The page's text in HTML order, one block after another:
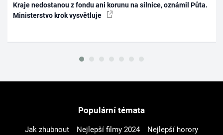
Kraje nedostanou z fondu ani korunu na silnice, oznámil Půta.
Ministerstvo krok vysvětluje
Populární témata
Jak zhubnout Nejlepší filmy 2024
Nejlepší horory